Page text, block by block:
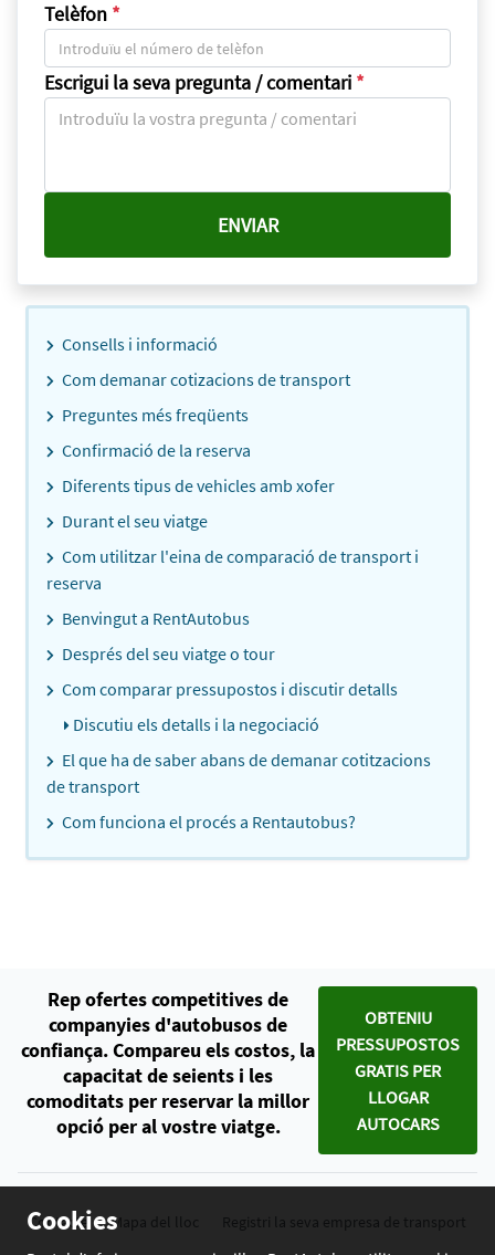
Telèfon *
Escrigui la seva pregunta / comentari *
Consells i informació
Com demanar cotizacions de transport
Preguntes més freqüents
Confirmació de la reserva
Diferents tipus de vehicles amb xofer
Durant el seu viatge
Com utilitzar l'eina de comparació de transport i
reserva
Benvingut a RentAutobus
Després del seu viatge o tour
Com comparar pressupostos i discutir detalls
Discutiu els detalls i la negociació
El que ha de saber abans de demanar cotitzacions
de transport
Com funciona el procés a Rentautobus?
Cookies
Rep ofertes competitives de
companyies d'autobusos de
confiança. Compareu els costos, la
capacitat de seients i les
comoditats per reservar la millor
opció per al vostre viatge.
OBTENIU
PRESSUPOSTOS
GRATIS PER
LLOGAR
AUTOCARS
Contacte Mapa del lloc Registri la seva empresa de transport